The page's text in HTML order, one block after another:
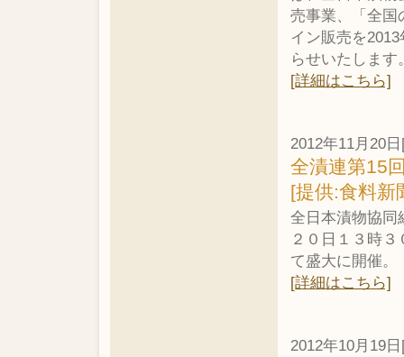
売事業、「全国
イン販売を
らせいたします
[詳細はこちら]
2012年11月20
全漬連第15
[提供:食料新
全日本漬物協同
２０日１３時
て盛大に開催。
[詳細はこちら]
2012年10月19